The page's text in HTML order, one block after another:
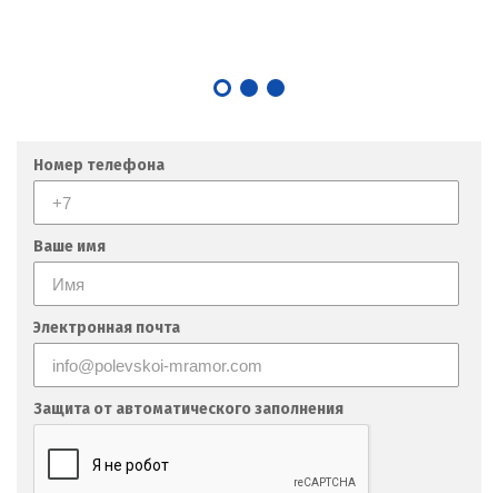
Номер телефона
Ваше имя
Электронная почта
Защита от автоматического заполнения